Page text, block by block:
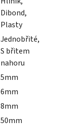
Dibond,
Plasty
Jednobřité,
S břitem
nahoru
5mm
6mm
8mm
50mm